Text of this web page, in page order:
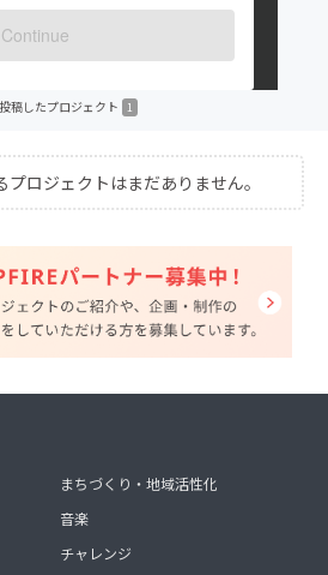
Continue
投稿したプロジェクト 1
ロジェクトはまだありません。
まちづくり・地域活性化
音楽
チャレンジ